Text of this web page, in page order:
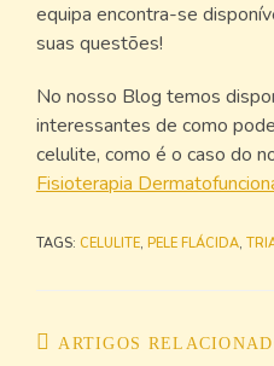
equipa encontra-se
suas questões!
No nosso Blog temos
interessantes de como
celulite, como é o caso do
Fisioterapia
TAGS: CELULITE, PELE FLÁCIDA,
ARTIGOS